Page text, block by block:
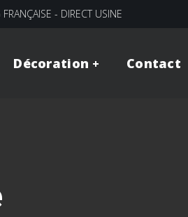
- DIRECT USINE
Décoration Contact